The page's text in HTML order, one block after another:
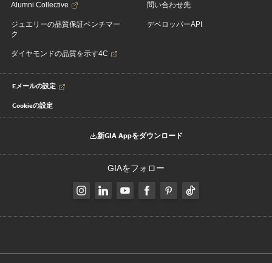
Alumni Collective
ジュエリーの品質保証ベンチマー
ク
ダイヤモンドの品質を示す4C
問い合わせ先
デベロッパーAPI
Eメールの設定
Cookieの設定
新GIA Appをダウンロード
GIAをフォロー